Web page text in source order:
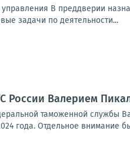
В преддверии
задачи по деятельности...
России Валерием
таможенной службы
года. Отдельное внимание